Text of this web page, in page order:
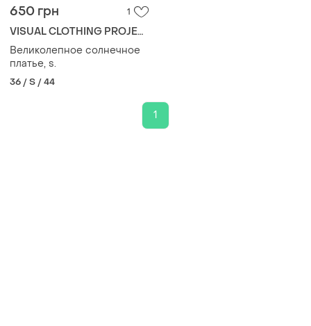
650 грн 1
VISUAL CLOTHING PROJECT
Великолепное солнечное
платье, s.
36 / S / 44
1